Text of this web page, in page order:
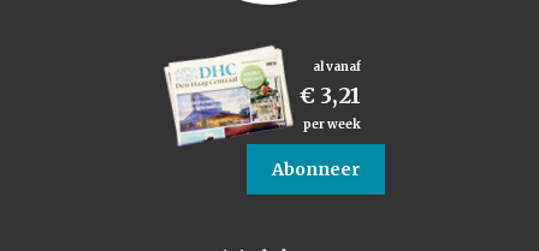
al vanaf
€ 3,21
per week
Abonneer